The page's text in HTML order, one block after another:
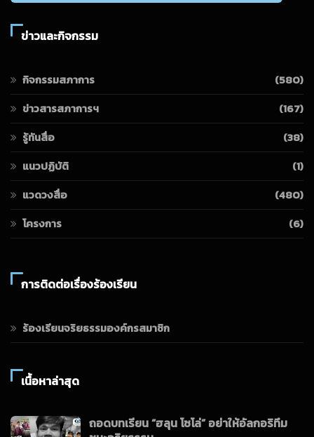
ข่าวและกิจกรรม
กิจกรรมสภาการ
(580)
ข่าวสารสภาการฯ
(167)
รู้ทันสื่อ
(38)
แนวปฏิบัติ
(1)
แวดวงสื่อ
(480)
โครงการ
(6)
การติดต่อเรื่องร้องเรียน
ร้องเรียนจริยธรรมองค์กรสมาชิก
เนื้อหาล่าสุด
ถอดบทเรียน “ฮลุน โซโล่” อย่าให้อัลกอริทึม